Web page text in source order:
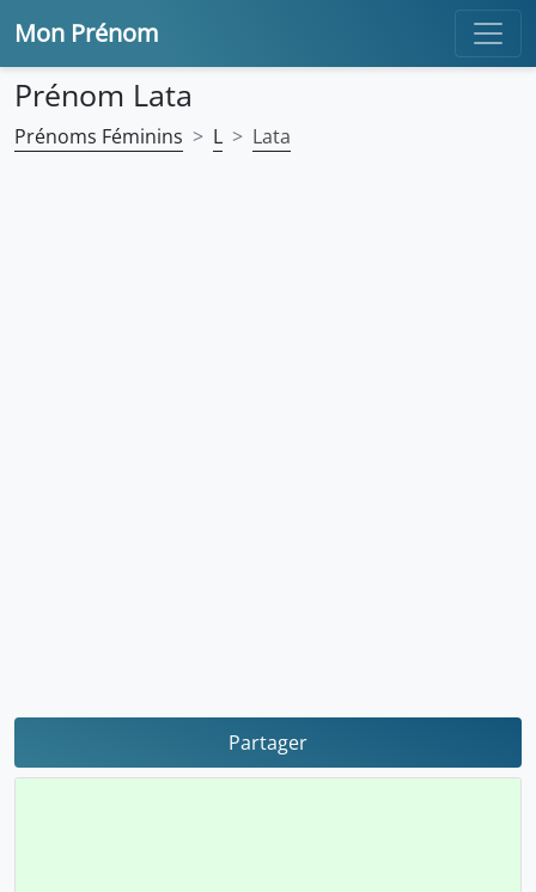
Mon Prénom
Prénom Lata
Prénoms Féminins L Lata
Partager